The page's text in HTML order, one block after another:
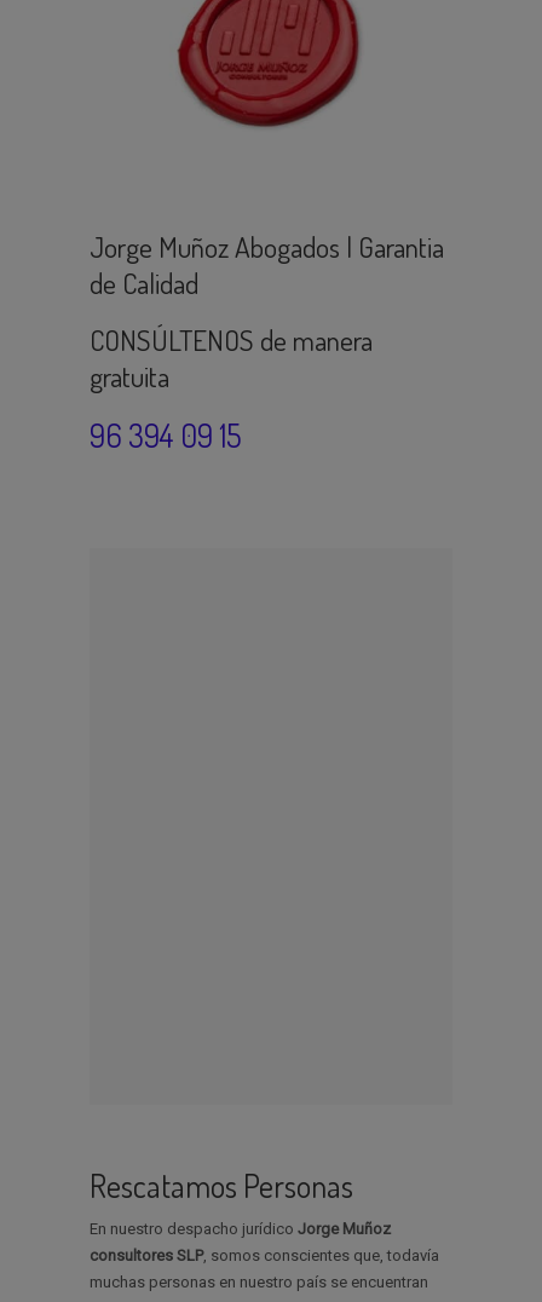
Jorge Muñoz Abogados | Garantia
de Calidad
CONSÚLTENOS de manera
gratuita
96 394 09 15
Rescatamos Personas
En nuestro despacho jurídico Jorge Muñoz
consultores SLP, somos conscientes que, todavía
muchas personas en nuestro país se encuentran